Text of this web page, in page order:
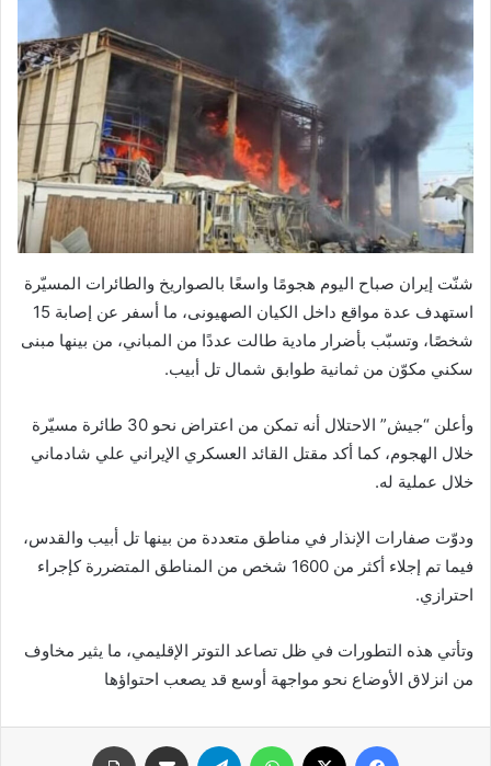
شنّت إيران صباح اليوم هجومًا واسعًا بالصواريخ والطائرات المسيّرة
استهدف عدة مواقع داخل الكيان الصهيونى، ما أسفر عن إصابة 15
شخصًا، وتسبّب بأضرار مادية طالت عددًا من المباني، من بينها مبنى
سكني مكوّن من ثمانية طوابق شمال تل أبيب.
وأعلن “جيش” الاحتلال أنه تمكن من اعتراض نحو 30 طائرة مسيّرة
خلال الهجوم، كما أكد مقتل القائد العسكري الإيراني علي شادماني
خلال عملية له.
ودوّت صفارات الإنذار في مناطق متعددة من بينها تل أبيب والقدس،
فيما تم إجلاء أكثر من 1600 شخص من المناطق المتضررة كإجراء
احترازي.
وتأتي هذه التطورات في ظل تصاعد التوتر الإقليمي، ما يثير مخاوف
من انزلاق الأوضاع نحو مواجهة أوسع قد يصعب احتواؤها
فيسبوك واتساب تيلقرام مشاركة عبر البريد